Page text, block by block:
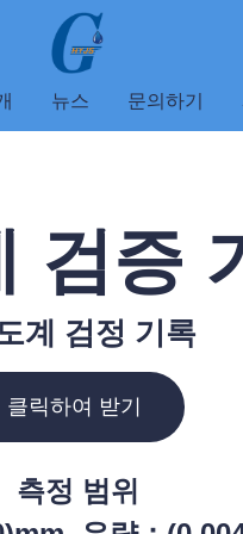
뉴스 문의하기
검증
클릭하여 받기
계 검정 기록
측정 범위